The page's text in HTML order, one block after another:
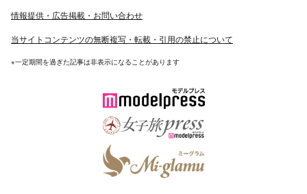
情報提供・広告掲載・お問い合わせ
当サイトコンテンツの無断複写・転載・引用の禁止について
※一定期間を過ぎた記事は非表示になることがあります